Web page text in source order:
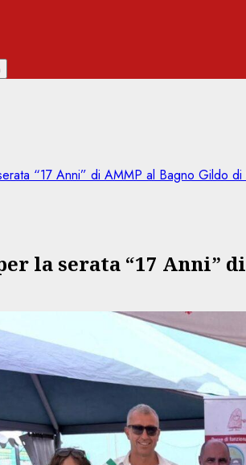
“17 Anni” di AMMP al Bagno Gildo di
la serata “17 Anni”